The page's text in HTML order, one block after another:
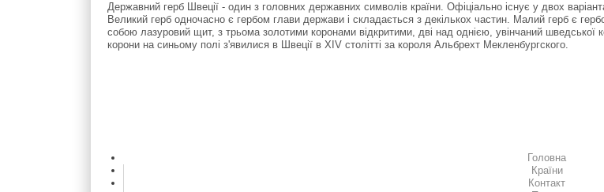
Державний герб Швеції - один з головних державних символів країни. Oфіціально існує у двох
Великий герб одночасно є гербом глави держави і складається з декількох частин. Малий герб є
собою лазуровий щит, з трьома золотими коронами відкритими, дві над однією, увінчаний шведської
корони на синьому полі з'явилися в Швеції в XIV столітті за короля Альбрехт Мекленбургского.
Головна
Країни
Контакт